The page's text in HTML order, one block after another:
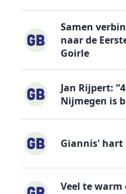
Samen
naar de
Goirle
Jan Rijpert:
Nijmegen is
Giannis'
Veel te